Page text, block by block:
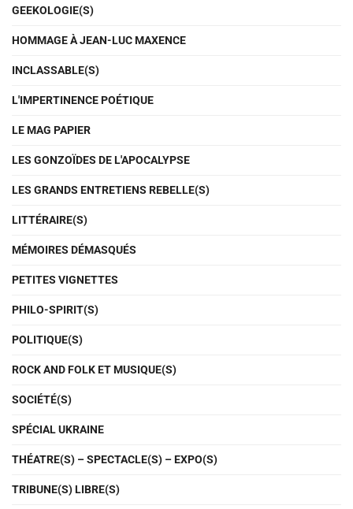
GEEKOLOGIE(S)
HOMMAGE À JEAN-LUC MAXENCE
INCLASSABLE(S)
L'IMPERTINENCE POÉTIQUE
LE MAG PAPIER
LES GONZOÏDES DE L'APOCALYPSE
LES GRANDS ENTRETIENS REBELLE(S)
LITTÉRAIRE(S)
MÉMOIRES DÉMASQUÉS
PETITES VIGNETTES
PHILO-SPIRIT(S)
POLITIQUE(S)
ROCK AND FOLK ET MUSIQUE(S)
SOCIÉTÉ(S)
SPÉCIAL UKRAINE
THÉATRE(S) – SPECTACLE(S) – EXPO(S)
TRIBUNE(S) LIBRE(S)